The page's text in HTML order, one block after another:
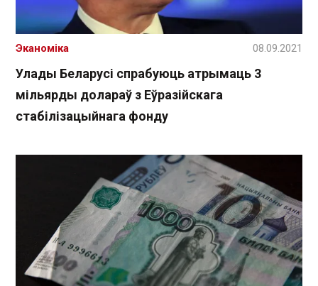
Улады Беларусі спрабуюць атрымаць 3
мільярды долараў з Еўразійскага
стабілізацыйнага фонду
Эканоміка 08.09.2021